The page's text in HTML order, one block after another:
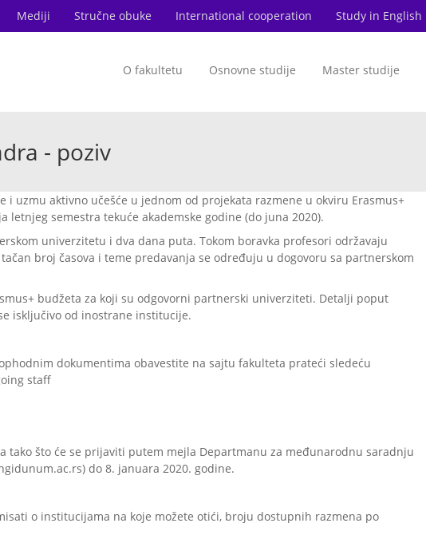
Mediji Stručne obuke International cooperation Study in English
O fakultetu Osnovne studije Master studije
- poziv
i uzmu aktivno učešće u jednom od projekata razmene u okviru Erasmus+
letnjeg semestra tekuće akademske godine (do juna 2020).
univerzitetu i dva dana puta. Tokom boravka profesori održavaju
broj časova i teme predavanja se određuju u dogovoru sa partnerskom
budžeta za koji su odgovorni partnerski univerziteti. Detalji poput
isključivo od inostrane institucije.
dokumentima obavestite na sajtu fakulteta prateći sledeću
staff
tako što će se prijaviti putem mejla Departmanu za međunarodnu saradnju
do 8. januara 2020. godine.
o institucijama na koje možete otići, broju dostupnih razmena po